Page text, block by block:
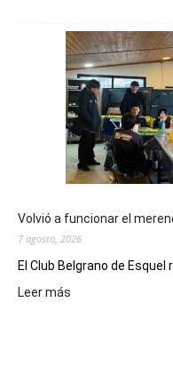
viernes,
el
Cine
Municipal
presenta
dos
funciones
de
Spider
Un
Nuevo
Volvió a funcionar el
7 agosto, 2026
El Club Belgrano de
Leer más